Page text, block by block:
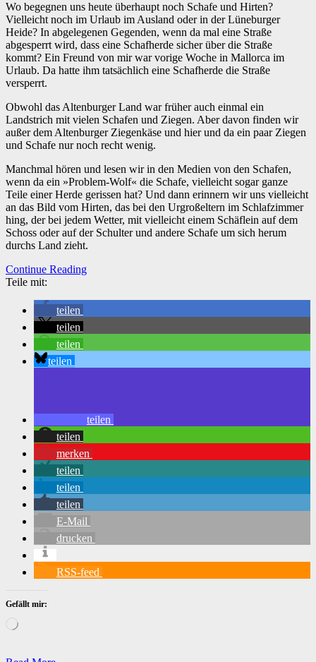
Wo begegnen uns heute überhaupt noch Schafe und Hirten?
Vielleicht noch im Urlaub im Ausland oder in der Lüneburger
Heide? In abgelegenen Gegenden, wenn da mal eine Straße
abgesperrt wird, dass eine Schafherde sicher über die Straße
kommt? Ein Freund von mir war vorige Woche in Mallorca im
Urlaub. Da hatte ihm tatsächlich eine Schafherde die Straße
versperrt.
Obwohl das Altenburger Land war früher auch einmal ein
Landstrich mit vielen Schafen und Ziegen. Aber davon finden wir
außer dem Altenburger Ziegenkäse und hier und da ein paar Ziegen
und Schafe nur noch recht wenig.
Manchmal hören und lesen wir in den Medien von den Schafen,
wenn da ein »Problem-Wolf« die Schafe, vielleicht sogar ganze
Teile einer Herde gerissen hat? Und dann erinnern wir uns vielleicht
an das Bild vom Hirten, das bei den Urgroßeltern im Schlafzimmer
hing, der bei jedem Wetter, mit vielleicht einem Schäflein auf dem
Schoss oder auf der Schulter und andere Schafe um sich herum
durchs Land zieht.
Continue Reading
Teile mit:
teilen
teilen
teilen
teilen
teilen
teilen
merken
teilen
teilen
teilen
E-Mail
drucken
RSS-feed
Gefällt mir:
Wird